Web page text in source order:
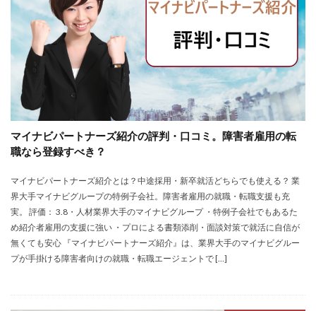
マイナビパートナーズ紹介の評判・口コミ。障害者雇用の転
職なら登録すべき？
マイナビパートナーズ紹介とは？中途採用・新卒就活どちらでも使える？ 業
界大手マイナビグループの特例子会社。障害者雇用の就職・転職支援も充
実。 評価： 3.8・人材業界大手のマイナビグループ ・特例子会社でもあるた
め紹介者雇用の支援に強い ・プロによる書類添削・面談対策で就活に自信が
無くても安心 『マイナビパートナーズ紹介』は、業界大手のマイナビグルー
プが手掛ける障害者向けの就職・転職エージェントで […]